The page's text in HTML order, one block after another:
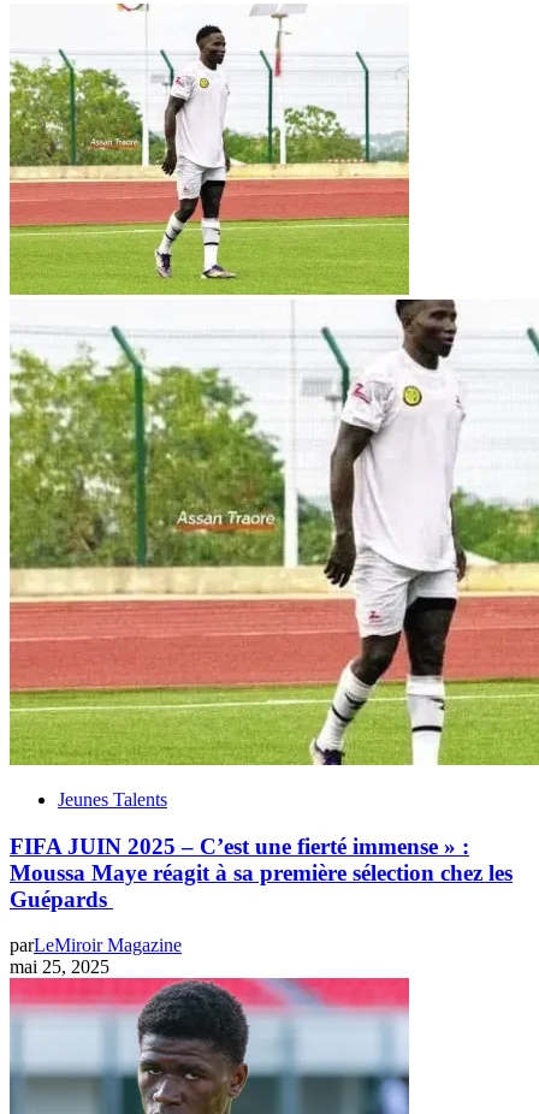
Jeunes Talents
FIFA JUIN 2025 – C’est une fierté immense » :
Moussa Maye réagit à sa première sélection chez les
Guépards
parLeMiroir Magazine
mai 25, 2025